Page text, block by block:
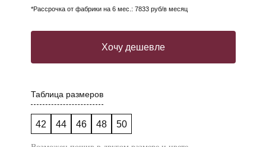
*Рассрочка от фабрики на 6 мес.: 7833 руб/в месяц
Хочу дешевле
Таблица размеров
42 44 46 48 50